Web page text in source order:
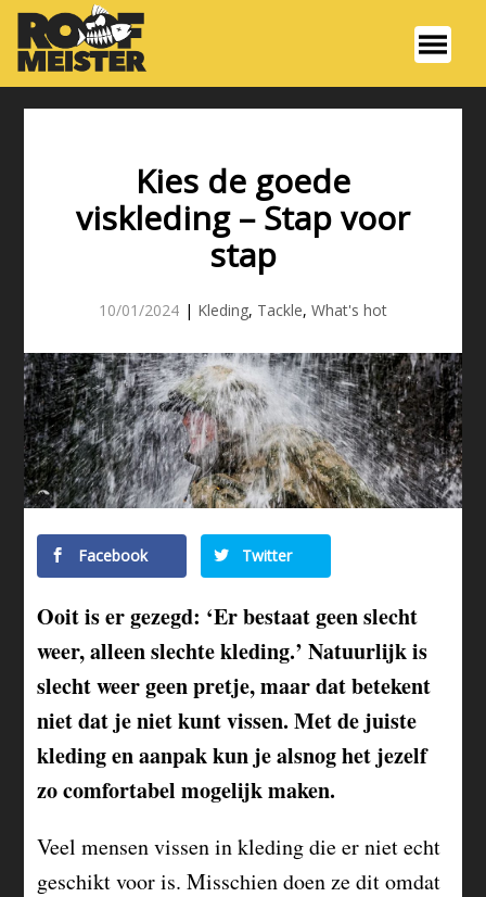
Kies de goede
viskleding – Stap voor
stap
10/01/2024 | Kleding, Tackle, What's hot
Facebook Twitter
Ooit is er gezegd: ‘Er bestaat geen slecht
weer, alleen slechte kleding.’ Natuurlijk is
slecht weer geen pretje, maar dat betekent
niet dat je niet kunt vissen. Met de juiste
kleding en aanpak kun je alsnog het jezelf
zo comfortabel mogelijk maken.
Veel mensen vissen in kleding die er niet echt
geschikt voor is. Misschien doen ze dit omdat